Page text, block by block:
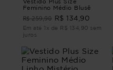
Feminino Médio Blusê
R$ 259,90 R$ 134,90
Em até 1x de R$ 134,90 sem
juros